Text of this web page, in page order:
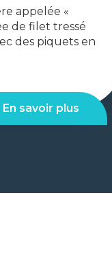
appelée «
de filet tressé
des piquets en
En savoir plus